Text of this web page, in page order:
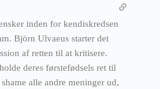
inden for kendiskredsen
Björn Ulvaeus starter det
af retten til at kritisere.
deres førstefødsels ret til
alle andre meninger ud,